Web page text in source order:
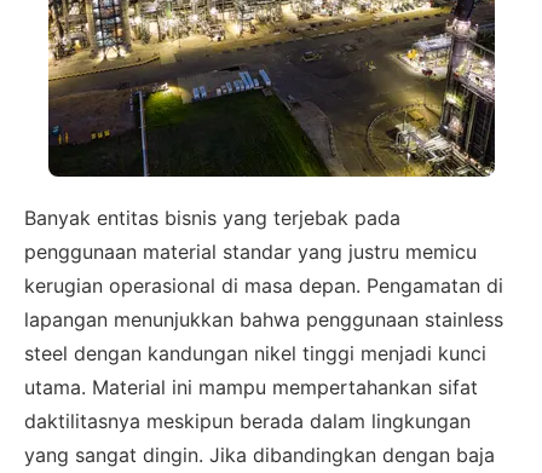
Banyak entitas bisnis yang terjebak pada
penggunaan material standar yang justru memicu
kerugian operasional di masa depan. Pengamatan di
lapangan menunjukkan bahwa penggunaan stainless
steel dengan kandungan nikel tinggi menjadi kunci
utama. Material ini mampu mempertahankan sifat
daktilitasnya meskipun berada dalam lingkungan
yang sangat dingin. Jika dibandingkan dengan baja